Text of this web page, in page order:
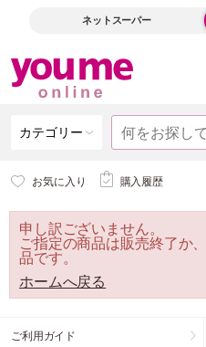
ネットスーパー
カテゴリー
お気に入り 購入履歴
申し訳ございません。
ご指定の商品は販売終了か
品です。
ホームへ戻る
ご利用ガイド